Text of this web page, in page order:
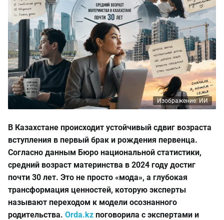
Изображение: ИИ
В Казахстане происходит устойчивый сдвиг возраста
вступления в первый брак и рождения первенца.
Согласно данным Бюро национальной статистики,
средний возраст материнства в 2024 году достиг
почти 30 лет. Это не просто «мода», а глубокая
трансформация ценностей, которую эксперты
называют переходом к модели осознанного
родительства. Orda.kz поговорила с экспертами и